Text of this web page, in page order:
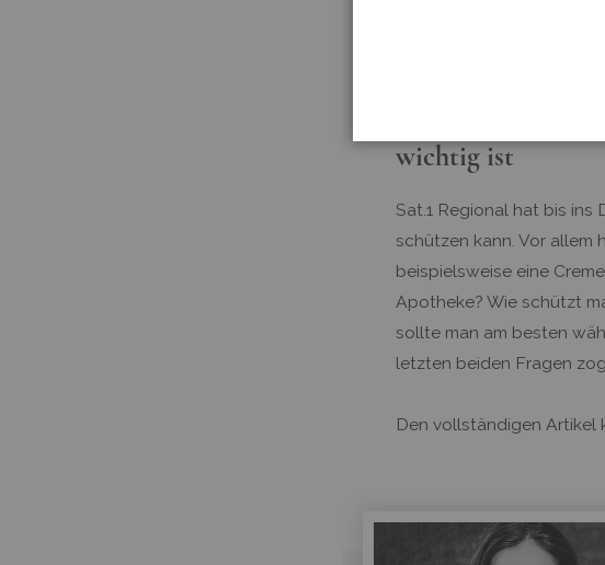
wichtig ist
Sat.1 Regional hat bis ins
schützen kann. Vor
beispielsweise eine
Apotheke? Wie schützt
sollte man am besten
letzten beiden Fragen
Den vollständigen Artikel